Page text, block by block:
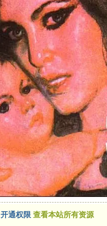
开通权限 查看本站所有资源